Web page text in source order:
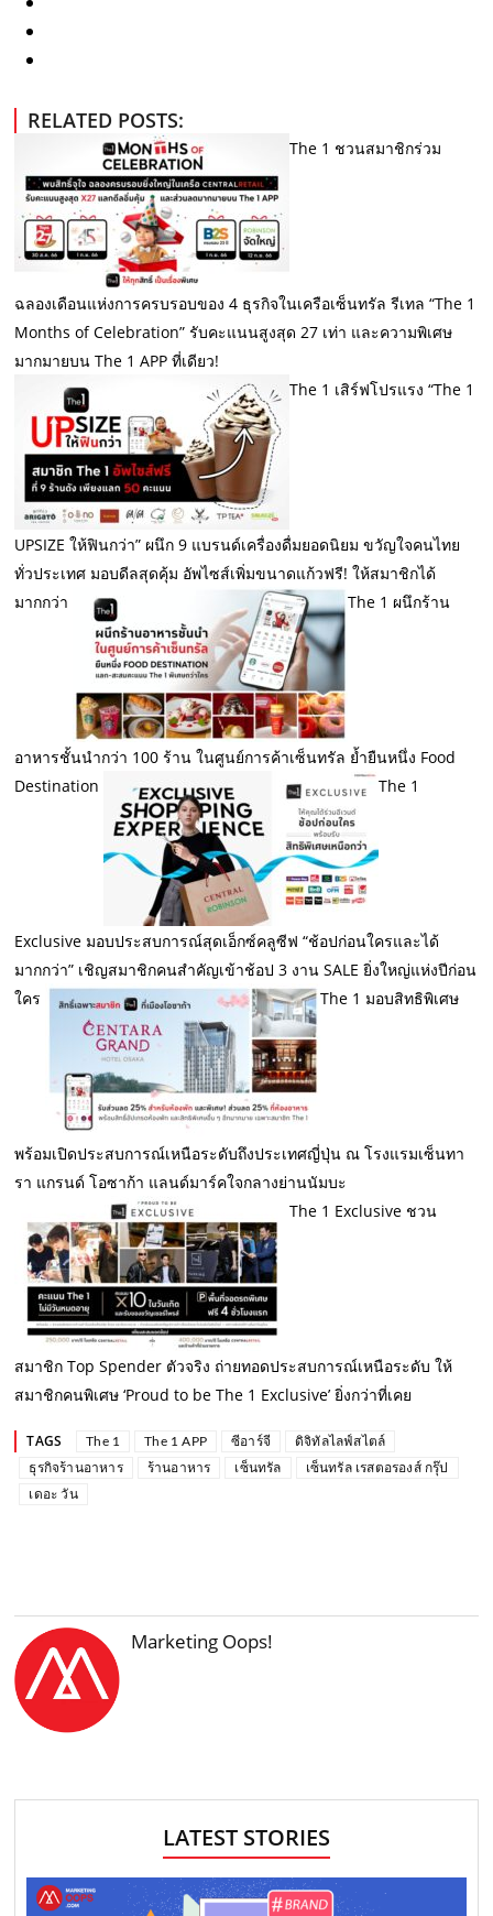
RELATED POSTS:
The 1 ชวนสมาชิกร่วม
ฉลองเดือนแห่งการครบรอบของ 4 ธุรกิจในเครือเซ็นทรัล รีเทล “The 1
Months of Celebration” รับคะแนนสูงสุด 27 เท่า และความพิเศษ
มากมายบน The 1 APP ที่เดียว!
The 1 เสิร์ฟโปรแรง “The 1
UPSIZE ให้ฟินกว่า” ผนึก 9 แบรนด์เครื่องดื่มยอดนิยม ขวัญใจคนไทย
ทั่วประเทศ มอบดีลสุดคุ้ม อัพไซส์เพิ่มขนาดแก้วฟรี! ให้สมาชิกได้
มากกว่า
The 1 ผนึกร้าน
อาหารชั้นนำกว่า 100 ร้าน ในศูนย์การค้าเซ็นทรัล ย้ำยืนหนึ่ง Food
Destination
The 1
Exclusive มอบประสบการณ์สุดเอ็กซ์คลูซีฟ “ช้อปก่อนใครและได้
มากกว่า” เชิญสมาชิกคนสำคัญเข้าช้อป 3 งาน SALE ยิ่งใหญ่แห่งปีก่อน
ใคร
The 1 มอบสิทธิพิเศษ
พร้อมเปิดประสบการณ์เหนือระดับถึงประเทศญี่ปุ่น ณ โรงแรมเซ็นทา
รา แกรนด์ โอซาก้า แลนด์มาร์คใจกลางย่านนัมบะ
The 1 Exclusive ชวน
สมาชิก Top Spender ตัวจริง ถ่ายทอดประสบการณ์เหนือระดับ ให้
สมาชิกคนพิเศษ ‘Proud to be The 1 Exclusive’ ยิ่งกว่าที่เคย
TAGS The 1 The 1 APP ซีอาร์จี
ดิจิทัลไลฟ์สไตล์
ธุรกิจร้านอาหาร
ร้านอาหาร เซ็นทรัล
เซ็นทรัล เรสตอรองส์ กรุ๊ป
เดอะ วัน
Marketing Oops!
LATEST STORIES